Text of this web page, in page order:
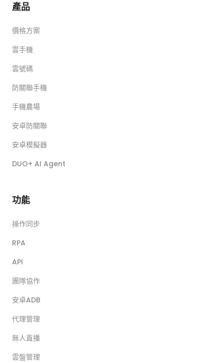
產品
價格方案
雲手機
雲號碼
防關聯手機
手機農場
安卓防關聯
安卓模擬器
DUO+ AI Agent
功能
操作同步
RPA
API
團隊協作
安卓ADB
代理管理
無人直播
雲盤管理